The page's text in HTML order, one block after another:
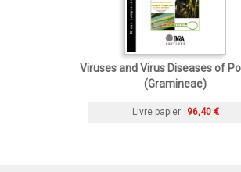
Viruses and Virus Diseases of
(Gramineae)
Livre papier 96,40 €